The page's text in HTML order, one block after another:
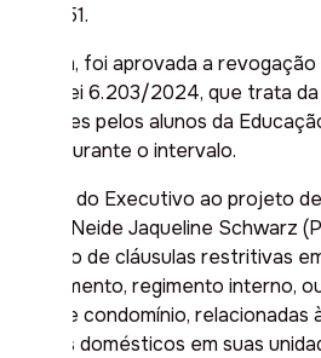
2.774,51.
Por fim, foi aprovada a
3, da Lei 6.203/2024, que trata
celulares pelos alunos da
(EJA) durante o intervalo.
O veto do Executivo ao projeto
05, de Neide Jaqueline Schwarz
inclusão de cláusulas restritivas
regulamento, regimento interno,
legal de condomínio,
animais domésticos em suas